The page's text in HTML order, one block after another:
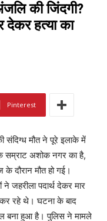
की जिंदगी?
देकर हत्या का
Pinterest
संदिग्ध मौत ने पूरे इलाके में
सम्राट अशोक नगर का है,
दौरान मौत हो गई।
जहरीला पदार्थ देकर मार
कर रहे थे। घटना के बाद
बना हुआ है। पुलिस ने मामले